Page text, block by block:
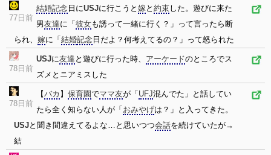
77日前
結婚記念 日にUSJに行こうと 嫁と 約束した。遊びに来た
男友達に「 彼女も誘って一緒に行く？」って言ったら断
られ、 嫁に「 結婚記念 日だよ？何考えてるの？」って怒られた
78日前
USJに友達 と遊びに行った時、 アーケードのところでス
ズメとニアミスした
78日前
【バカ 】 保育園でママ友が「 UFJ混んでた」と話してい
たら全く知らない人が「 おみやげは？」と入ってきた。
USJと聞き間違えてるよな…と思いつつ会話を続けていたが→
結